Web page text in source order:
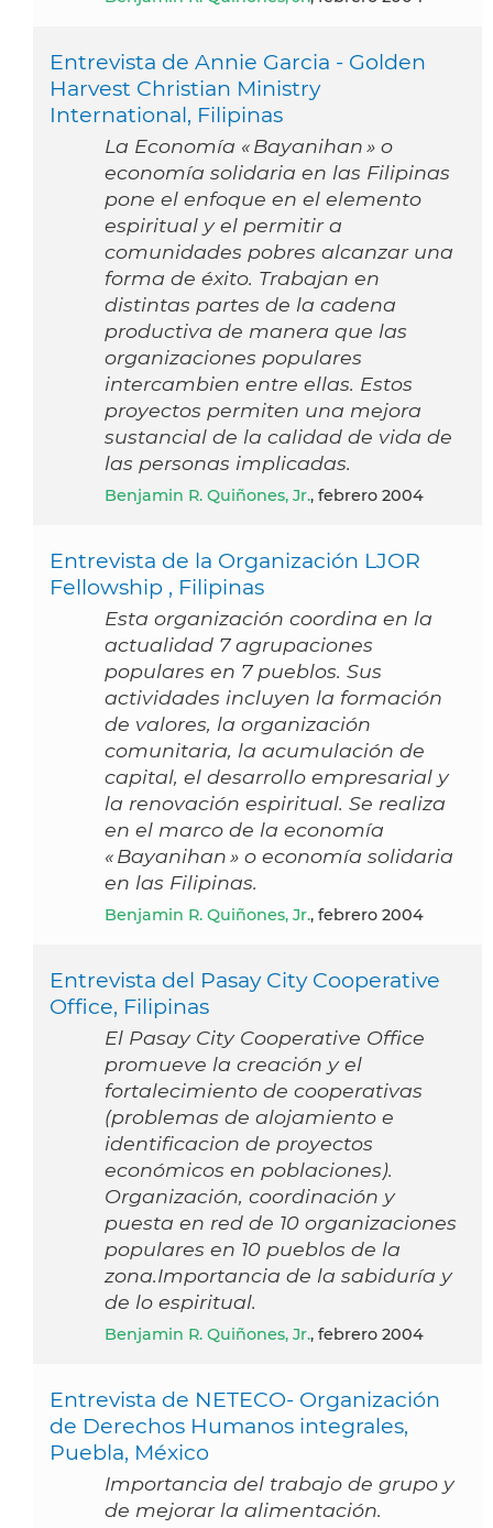
Entrevista de Annie Garcia - Golden
Harvest Christian Ministry
International, Filipinas
La Economía « Bayanihan » o
economía solidaria en las Filipinas
pone el enfoque en el elemento
espiritual y el permitir a
comunidades pobres alcanzar una
forma de éxito. Trabajan en
distintas partes de la cadena
productiva de manera que las
organizaciones populares
intercambien entre ellas. Estos
proyectos permiten una mejora
sustancial de la calidad de vida de
las personas implicadas.
Benjamin R. Quiñones, Jr., febrero 2004
Entrevista de la Organización LJOR
Fellowship , Filipinas
Esta organización coordina en la
actualidad 7 agrupaciones
populares en 7 pueblos. Sus
actividades incluyen la formación
de valores, la organización
comunitaria, la acumulación de
capital, el desarrollo empresarial y
la renovación espiritual. Se realiza
en el marco de la economía
« Bayanihan » o economía solidaria
en las Filipinas.
Benjamin R. Quiñones, Jr., febrero 2004
Entrevista del Pasay City Cooperative
Office, Filipinas
El Pasay City Cooperative Office
promueve la creación y el
fortalecimiento de cooperativas
(problemas de alojamiento e
identificacion de proyectos
económicos en poblaciones).
Organización, coordinación y
puesta en red de 10 organizaciones
populares en 10 pueblos de la
zona.Importancia de la sabiduría y
de lo espiritual.
Benjamin R. Quiñones, Jr., febrero 2004
Entrevista de NETECO- Organización
de Derechos Humanos integrales,
Puebla, México
Importancia del trabajo de grupo y
de mejorar la alimentación.